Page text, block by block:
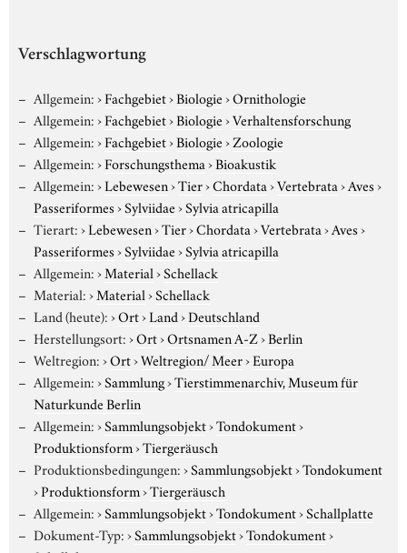
Verschlagwortung
Allgemein:›Fachgebiet›Biologie›Ornithologie
Allgemein:›Fachgebiet›Biologie›Verhaltensforschung
Allgemein:›Fachgebiet›Biologie›Zoologie
Allgemein:›Forschungsthema›Bioakustik
Allgemein:›Lebewesen›Tier›Chordata›Vertebrata›Aves›
Passeriformes›Sylviidae›Sylvia atricapilla
Tierart:›Lebewesen›Tier›Chordata›Vertebrata›Aves›
Passeriformes›Sylviidae›Sylvia atricapilla
Allgemein:›Material›Schellack
Material:›Material›Schellack
Land (heute):›Ort›Land›Deutschland
Herstellungsort:›Ort›Ortsnamen A-Z›Berlin
Weltregion:›Ort›Weltregion/ Meer›Europa
Allgemein:›Sammlung›Tierstimmenarchiv, Museum für
Naturkunde Berlin
Allgemein:›Sammlungsobjekt›Tondokument›
Produktionsform›Tiergeräusch
Produktionsbedingungen:›Sammlungsobjekt›Tondokument
›Produktionsform›Tiergeräusch
Allgemein:›Sammlungsobjekt›Tondokument›Schallplatte
Dokument-Typ:›Sammlungsobjekt›Tondokument›